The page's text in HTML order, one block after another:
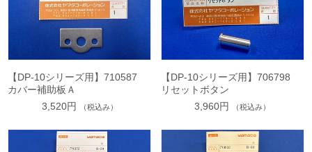
【DP-10シリーズ用】710587
カバー補助板Ａ
3,520円
（税込み）
【DP-10シリーズ用】706798
リセットボタン
3,960円
（税込み）